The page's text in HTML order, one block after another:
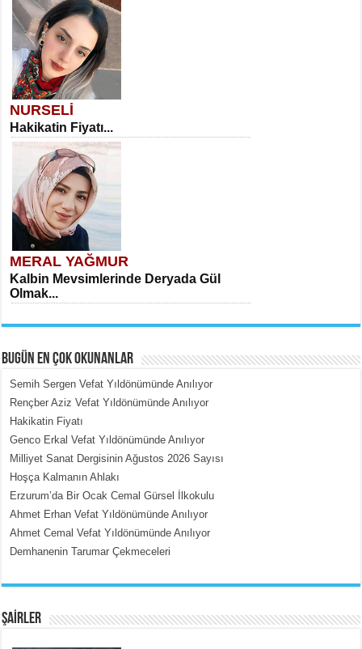
NURSELİ
Hakikatin Fiyatı...
MERAL YAĞMUR
Kalbin Mevsimlerinde Deryada Gül
Olmak...
MEHMET ÇOBAN
İçerdeki Put Dışardaki Maskeler...
BUGÜN EN ÇOK OKUNANLAR
Semih Sergen Vefat Yıldönümünde Anılıyor
Rençber Aziz Vefat Yıldönümünde Anılıyor
Hakikatin Fiyatı
Genco Erkal Vefat Yıldönümünde Anılıyor
Milliyet Sanat Dergisinin Ağustos 2026 Sayısı
Hoşça Kalmanın Ahlakı
Erzurum’da Bir Ocak Cemal Gürsel İlkokulu
Ahmet Erhan Vefat Yıldönümünde Anılıyor
Ahmet Cemal Vefat Yıldönümünde Anılıyor
Demhanenin Tarumar Çekmeceleri
ŞAİRLER